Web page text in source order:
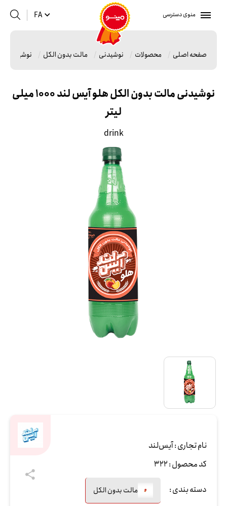
منوی دسترسی FA
صفحه اصلی محصولات نوشیدنی مالت بدون الکل نوشیدنی مالت
نوشیدنی مالت بدون الکل هلو آیس لند 1000 میلی
لیتر
drink
نام تجاری :آیس‌لند
کد محصول :322
دسته بندی : مالت بدون الکل